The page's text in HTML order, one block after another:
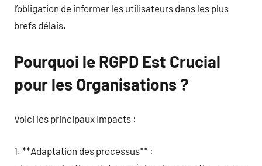
l’obligation de informer les utilisateurs dans les plus
brefs délais.
Pourquoi le RGPD Est Crucial
pour les Organisations ?
Voici les principaux impacts :
1. **Adaptation des processus** :